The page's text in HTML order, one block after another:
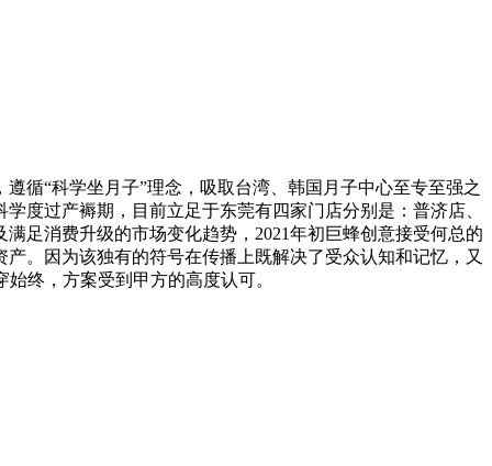
循“科学坐月子”理念，吸取台湾、韩国月子中心至专至强之
度过产褥期，目前立足于东莞有四家门店分别是：普济店、
足消费升级的市场变化趋势，2021年初巨蜂创意接受何总的
。因为该独有的符号在传播上既解决了受众认知和记忆，又
终，方案受到甲方的高度认可。